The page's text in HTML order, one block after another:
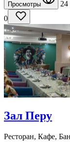
Просмотры
24
0
Зал Перу
Ресторан, Кафе,